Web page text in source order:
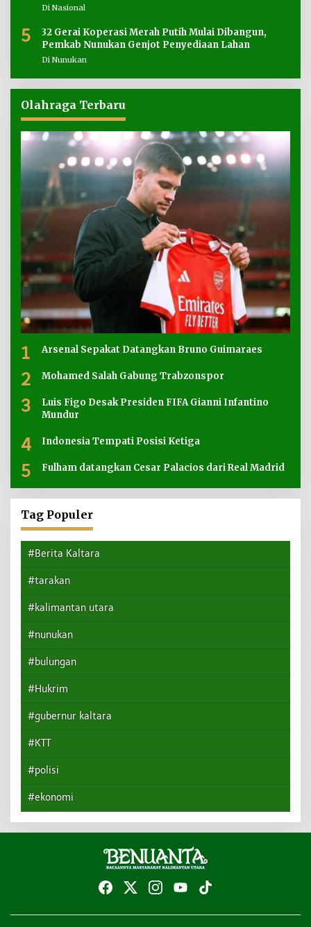
Di Nasional
5
32 Gerai Koperasi Merah Putih Mulai Dibangun,
Pemkab Nunukan Genjot Penyediaan Lahan
Di Nunukan
Olahraga Terbaru
1 Arsenal Sepakat Datangkan Bruno Guimaraes
2 Mohamed Salah Gabung Trabzonspor
3
Luis Figo Desak Presiden FIFA Gianni Infantino
Mundur
4 Indonesia Tempati Posisi Ketiga
5 Fulham datangkan Cesar Palacios dari Real Madrid
Tag Populer
#Berita Kaltara
#tarakan
#kalimantan utara
#nunukan
#bulungan
#Hukrim
#gubernur kaltara
#KTT
#polisi
#ekonomi